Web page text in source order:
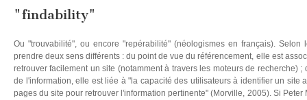
"findability"
Ou "trouvabilité", ou encore "repérabilité" (néologismes en français). Selon
prendre deux sens différents : du point de vue du référencement, elle est
retrouver facilement un site (notamment à travers les moteurs de recherche)
de l'information, elle est liée à "la capacité des utilisateurs à identifier un site
pages du site pour retrouver l'information pertinente" (Morville, 2005). Si